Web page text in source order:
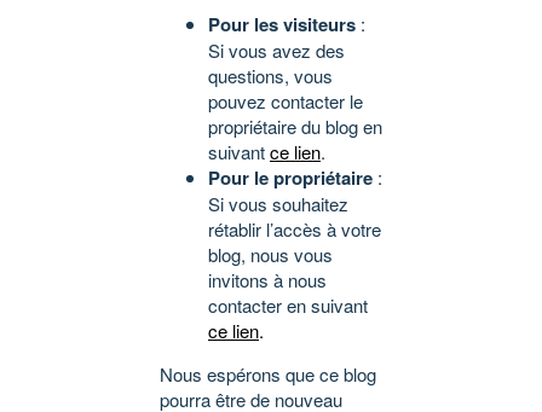
Pour les visiteurs :
Si vous avez des
questions, vous
pouvez contacter le
propriétaire du blog en
suivantce lien.
Pour le propriétaire :
Si vous souhaitez
rétablir l’accès à votre
blog, nous vous
invitons à nous
contacter en suivant
ce lien.
Nous espérons que ce blog
pourra être de nouveau